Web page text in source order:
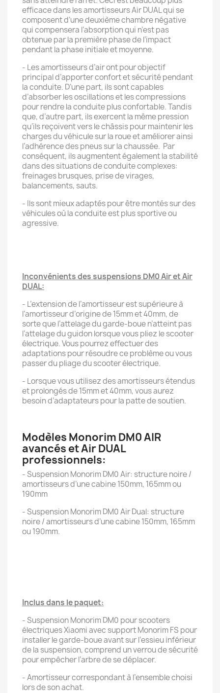
efficace dans les amortisseurs Air DUAL qui se
composent d’une deuxième chambre négative
qui compensera l’absorption qui n’est pas
obtenue par la première phase de l’impact
pendant la phase initiale et moyenne.
- Les amortisseurs d’air ont pour objectif
principal d’apporter confort et sécurité pendant
la conduite. D’une part, ils sont capables
d’absorber les oscillations et les compressions
pour rendre la conduite plus confortable. Tandis
que, d’autre part, ils exercent la même pression
qu’ils reçoivent vers le châssis pour maintenir les
charges du véhicule sur la roue et améliorer ainsi
l’adhérence des pneus sur la chaussée. Par
conséquent, ils augmentent également la stabilité
dans des situations de conduite complexes:
freinages brusques, prise de virages,
balancements, sauts.
- Ils sont mieux adaptés pour être montés sur des
véhicules où la conduite est plus sportive ou
agressive.
Inconvénients des suspensions DM0 Air et Air
DUAL:
- L’extension de l’amortisseur est supérieure à
l’amortisseur d’origine de 15mm et 40mm, de
sorte que l’attelage du garde-boue n’atteint pas
l’attelage du guidon lorsque vous pliez le scooter
électrique. Vous pourrez effectuer des
adaptations pour résoudre ce problème ou vous
passer du pliage du scooter électrique.
- Lorsque vous utilisez des amortisseurs étendus
et prolongés de 15mm et 40mm, vous aurez
besoin d’adaptateurs pour la patte de soutien.
Modèles Monorim DM0 AIR
avancés et Air DUAL
professionnels:
- Suspension Monorim DM0 Air: structure noire /
amortisseurs d’une cabine 150mm, 165mm ou
190mm
- Suspension Monorim DM0 Air Dual: structure
noire / amortisseurs d’une cabine 150mm, 165mm
ou 190mm.
Inclus dans le paquet:
- Suspension Monorim DM0 pour scooters
électriques Xiaomi avec support Monorim FS pour
installer le garde-boue avant sur l’essieu inférieur
de la suspension, comprend un verrou de sécurité
pour empêcher l’arbre de se déplacer.
- Amortisseur correspondant à l’ensemble choisi
lors de son achat.